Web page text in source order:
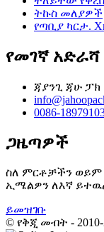
ትኩስ መለያዎች
የጣቢያ ካርታ.
የመገኛ አድራሻ
ጃያንጊ ጃሁ ፓክ
0086-
ጋዜጣዎች
ስለ ምርቶቻችን ወይም
ኢሜልዎን ለእኛ
ይመዝገቡ
© የቅጂ መብት -